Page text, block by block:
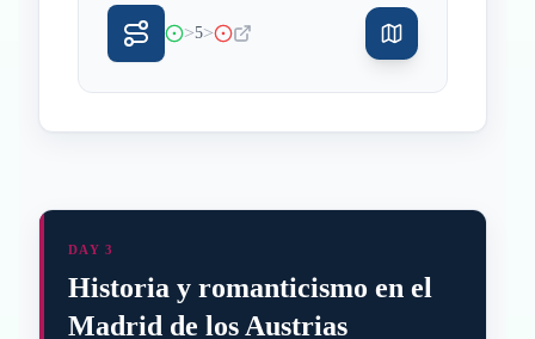
>5>
DAY 3
Historia y romanticismo en el
Madrid de los Austrias